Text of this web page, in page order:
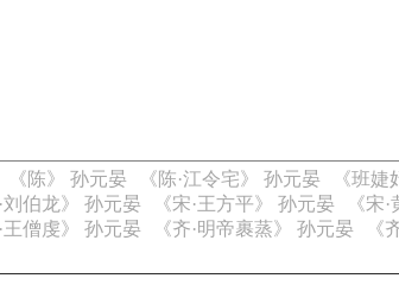
《陈》 孙元晏 《陈·江令宅》 孙元晏 《班
·刘伯龙》 孙元晏 《宋·王方平》 孙元晏 《宋
·王僧虔》 孙元晏 《齐·明帝裹蒸》 孙元晏 《